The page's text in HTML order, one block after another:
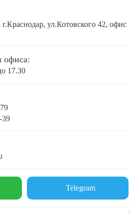
ул.Котовского 42, офис
офиса:
17.30
39
Telegram